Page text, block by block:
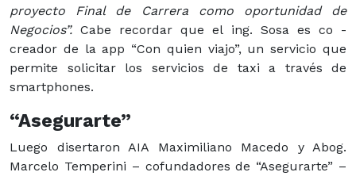
proyecto Final de Carrera como oportunidad de
Negocios”.Cabe recordar que el ing. Sosa es co -
creador de la app “Con quien viajo”, un servicio que
permite solicitar los servicios de taxi a través de
smartphones.
“Asegurarte”
Luego disertaron AIA Maximiliano Macedo y Abog.
Marcelo Temperini – cofundadores de “Asegurarte” –